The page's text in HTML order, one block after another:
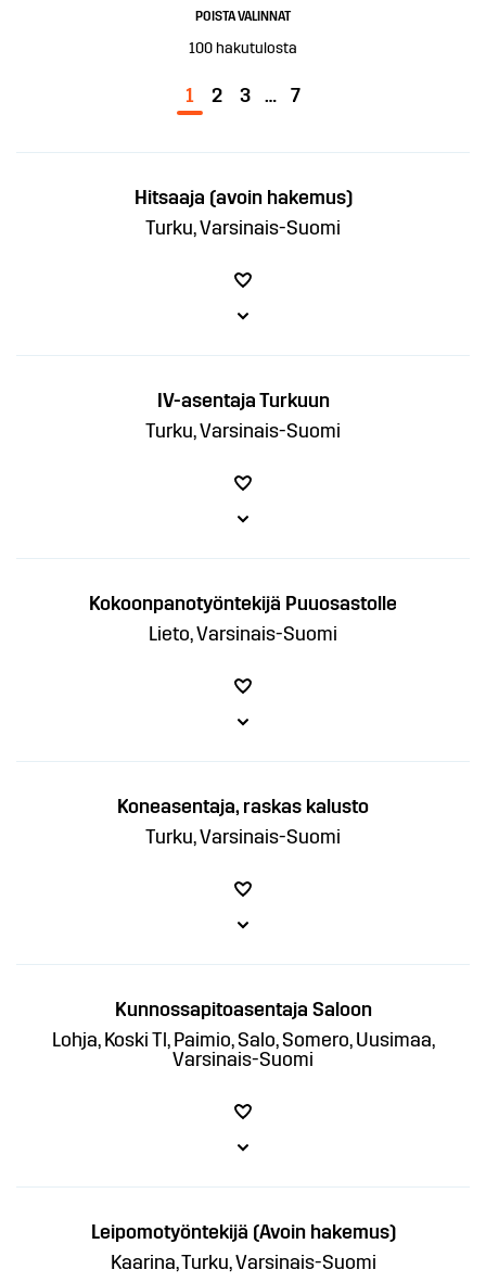
POISTA VALINNAT
100hakutulosta
1 2 3 … 7
Hitsaaja (avoin hakemus)
Turku, Varsinais-Suomi
IV-asentaja Turkuun
Turku, Varsinais-Suomi
Kokoonpanotyöntekijä Puuosastolle
Lieto, Varsinais-Suomi
Koneasentaja, raskas kalusto
Turku, Varsinais-Suomi
Kunnossapitoasentaja Saloon
Lohja, Koski Tl, Paimio, Salo, Somero, Uusimaa,
Varsinais-Suomi
Leipomotyöntekijä (Avoin hakemus)
Kaarina, Turku, Varsinais-Suomi